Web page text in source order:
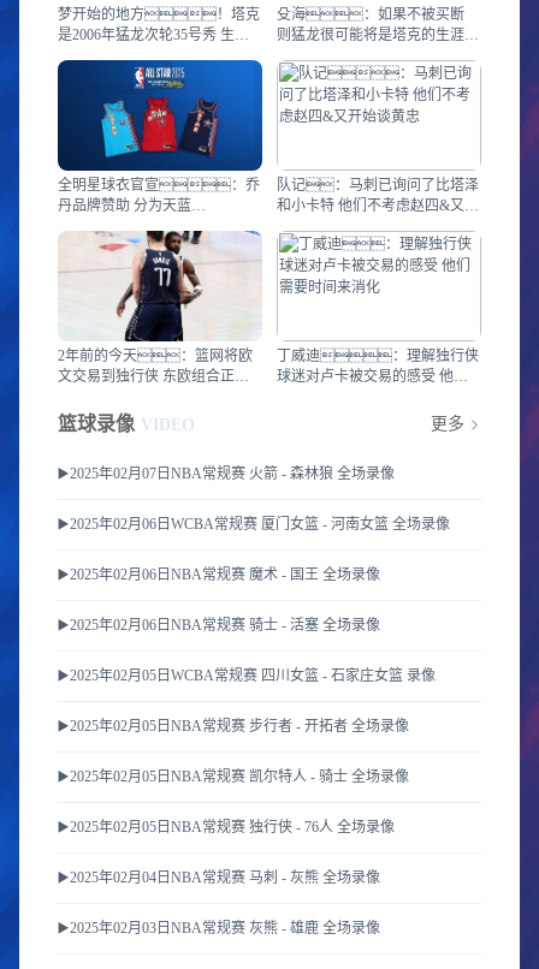
梦开始的地方！塔克
是2006年猛龙次轮35号秀 生涯
殳海：如果不被买断
则猛龙很可能将是塔克的生涯终
全明星球衣官宣：乔
丹品牌赞助 分为天蓝
队记：马刺已询问了比塔泽
和小卡特 他们不考虑赵四&又开
2年前的今天：篮网将欧
文交易到独行侠 东欧组合正式
丁威迪：理解独行侠
球迷对卢卡被交易的感受 他们
篮球录像 VIDEO 更多
▶️2025年02月07日NBA常规赛 火箭 - 森林狼 全场录像
▶️2025年02月06日WCBA常规赛 厦门女篮 - 河南女篮 全场录像
▶️2025年02月06日NBA常规赛 魔术 - 国王 全场录像
▶️2025年02月06日NBA常规赛 骑士 - 活塞 全场录像
▶️2025年02月05日WCBA常规赛 四川女篮 - 石家庄女篮 录像
▶️2025年02月05日NBA常规赛 步行者 - 开拓者 全场录像
▶️2025年02月05日NBA常规赛 凯尔特人 - 骑士 全场录像
▶️2025年02月05日NBA常规赛 独行侠 - 76人 全场录像
▶️2025年02月04日NBA常规赛 马刺 - 灰熊 全场录像
▶️2025年02月03日NBA常规赛 灰熊 - 雄鹿 全场录像